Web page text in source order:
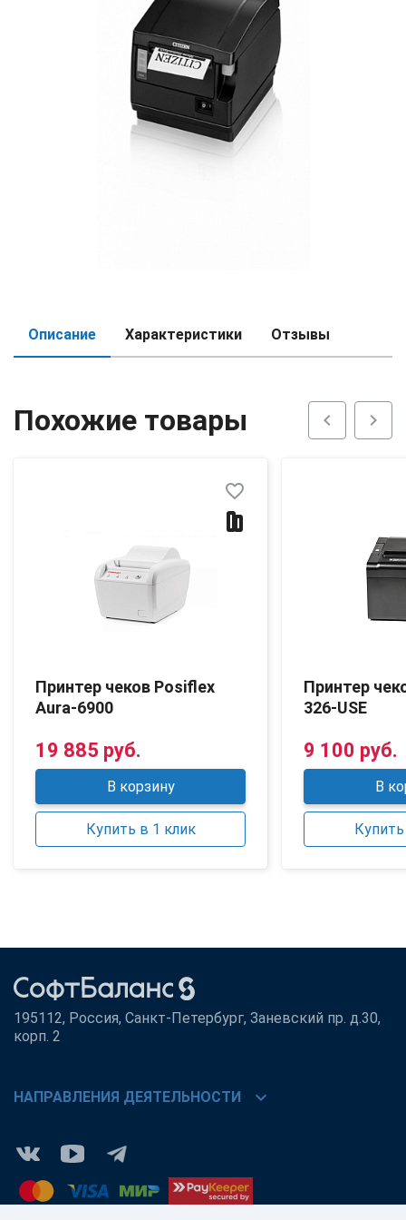
Описание Характеристики Отзывы
Похожие товары chevron_left chevron_right
Принтер чеков Posiflex
Aura-6900
favorite_border
19 885 руб.
В корзину
Купить в 1 клик
Принтер
326-USE
9 100 руб.
В
195112, Россия, Санкт-Петербург, Заневский пр. д.30,
корп. 2
НАПРАВЛЕНИЯ ДЕЯТЕЛЬНОСТИ chevron_right